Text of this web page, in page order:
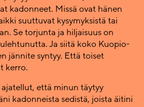
kadonneet. Missä ovat hänen
suuttuvat kysymyksistä tai
Se torjunta ja hiljaisuus on
Ja siitä koko Kuopio-
jännite syntyy. Että toiset
kerro.
että minun täytyy
kadonneista sedistä, joista äitini